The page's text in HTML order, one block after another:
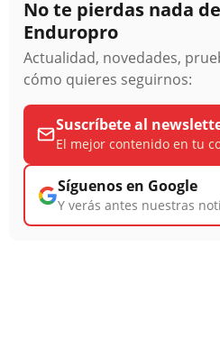
No te pierdas nada
Enduropro
Actualidad, novedades,
cómo quieres seguirnos:
Suscríbete al
El mejor contenido en tu
Síguenos en Google
Y verás antes nuestras